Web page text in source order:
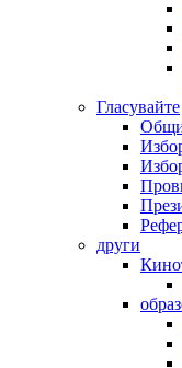
Гласувайте
Общи
други